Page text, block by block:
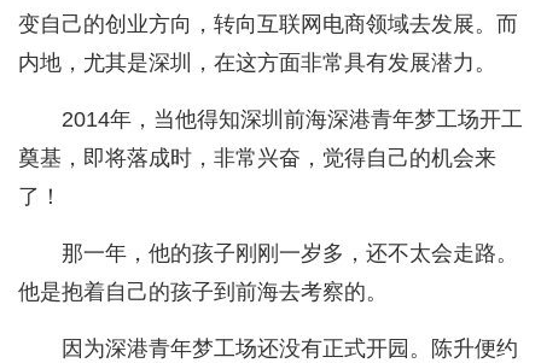
变自己的创业方向，转向互联网电商领域去发展。而
内地，尤其是深圳，在这方面非常具有发展潜力。
2014年，当他得知深圳前海深港青年梦工场开工
奠基，即将落成时，非常兴奋，觉得自己的机会来
了！
那一年，他的孩子刚刚一岁多，还不太会走路。
他是抱着自己的孩子到前海去考察的。
因为深港青年梦工场还没有正式开园。陈升便约